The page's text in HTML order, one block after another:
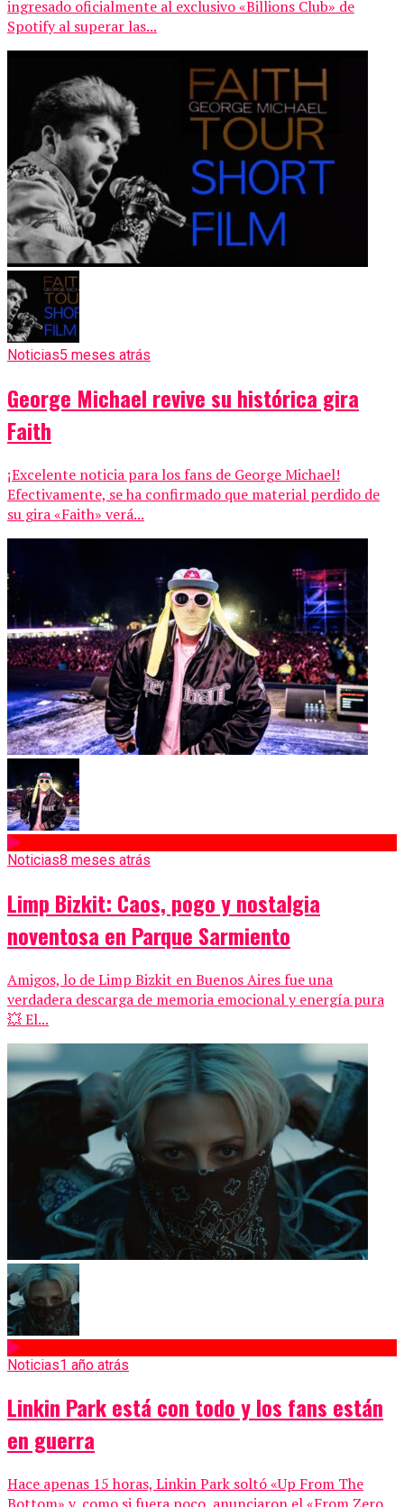
ingresado oficialmente al exclusivo «Billions Club» de
Spotify al superar las...
Noticias5 meses atrás
George Michael revive su histórica gira
Faith
¡Excelente noticia para los fans de George Michael!
Efectivamente, se ha confirmado que material perdido de
su gira «Faith» verá...
Noticias8 meses atrás
Limp Bizkit: Caos, pogo y nostalgia
noventosa en Parque Sarmiento
Amigos, lo de Limp Bizkit en Buenos Aires fue una
verdadera descarga de memoria emocional y energía pura
💥 El...
Noticias1 año atrás
Linkin Park está con todo y los fans están
en guerra
Hace apenas 15 horas, Linkin Park soltó «Up From The